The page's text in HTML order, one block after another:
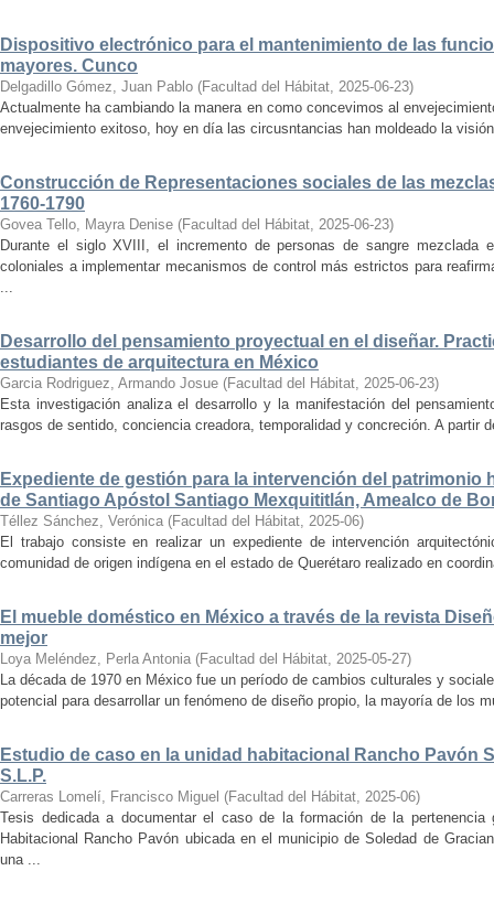
Dispositivo electrónico para el mantenimiento de las
mayores. Cunco
Delgadillo Gómez, Juan Pablo (Facultad del Hábitat, 2025-06-23)
Actualmente ha cambiando la manera en como concevimos al
envejecimiento exitoso, hoy en día las circusntancias han moldeado la
Construcción de Representaciones sociales de las
1760-1790
Govea Tello, Mayra Denise (Facultad del Hábitat, 2025-06-23)
Durante el siglo XVIII, el incremento de personas de sangre
coloniales a implementar mecanismos de control más estrictos para
...
Desarrollo del pensamiento proyectual en el diseñar.
estudiantes de arquitectura en México
Garcia Rodriguez, Armando Josue (Facultad del Hábitat, 2025-06-23)
Esta investigación analiza el desarrollo y la manifestación del
rasgos de sentido, conciencia creadora, temporalidad y concreción. A partir
Expediente de gestión para la intervención del patrimonio
de Santiago Apóstol Santiago Mexquititlán, Amealco de
Téllez Sánchez, Verónica (Facultad del Hábitat, 2025-06)
El trabajo consiste en realizar un expediente de intervención
comunidad de origen indígena en el estado de Querétaro realizado en
El mueble doméstico en México a través de la revista
mejor
Loya Meléndez, Perla Antonia (Facultad del Hábitat, 2025-05-27)
La década de 1970 en México fue un período de cambios culturales y
potencial para desarrollar un fenómeno de diseño propio, la mayoría de los
Estudio de caso en la unidad habitacional Rancho Pavón
S.L.P.
Carreras Lomelí, Francisco Miguel (Facultad del Hábitat, 2025-06)
Tesis dedicada a documentar el caso de la formación de la
Habitacional Rancho Pavón ubicada en el municipio de Soledad de
una ...